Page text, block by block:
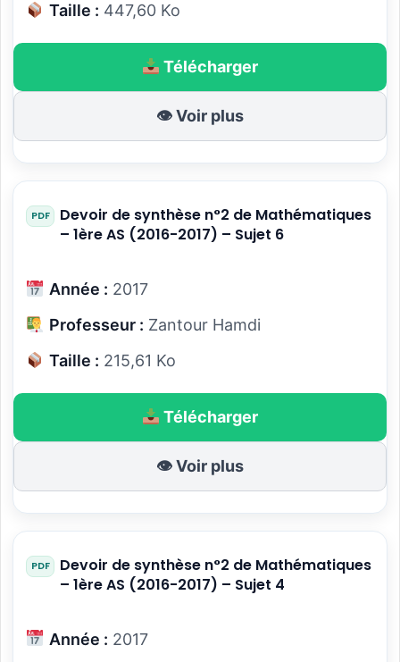
Taille : 447,60 Ko
Télécharger
👁 Voir plus
Devoir de synthèse n°2 de Mathématiques
– 1ère AS (2016-2017) – Sujet 6
Année : 2017
Professeur : Zantour Hamdi
Taille : 215,61 Ko
Télécharger
👁 Voir plus
Devoir de synthèse n°2 de Mathématiques
– 1ère AS (2016-2017) – Sujet 4
Année : 2017